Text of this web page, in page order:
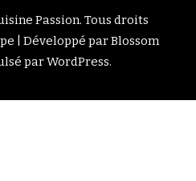
Passion. Tous droits
| Développé parBlossom
parWordPress.